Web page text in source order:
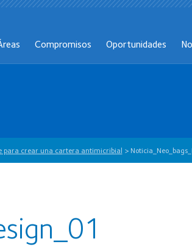
Compromisos Oportunidades
para crear una cartera antimicribial >